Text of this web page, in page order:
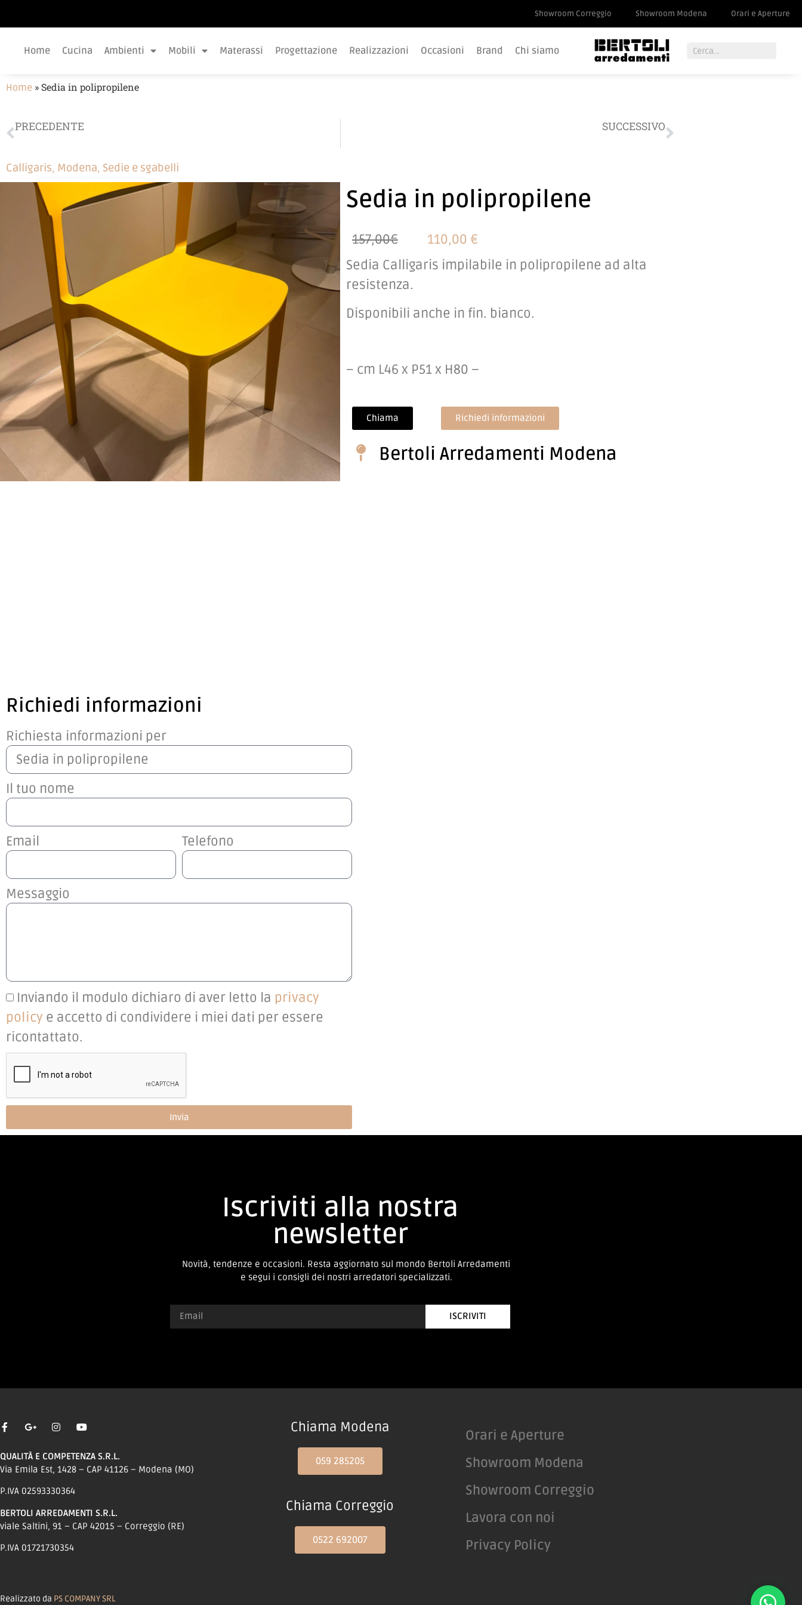
Showroom Correggio Showroom Modena Orari e Aperture
Home Cucina Ambienti Mobili Materassi Progettazione Realizzazioni Occasioni Brand Chi siamo
Home » Sedia in polipropilene
PRECEDENTE SUCCESSIVO
Calligaris, Modena, Sedie e sgabelli
Sedia in polipropilene
157,00€
110,00 €
Sedia Calligaris impilabile in polipropilene ad alta
resistenza.
Disponibili anche in fin. bianco.
– cm L46 x P51 x H80 –
Chiama Richiedi informazioni
Bertoli Arredamenti Modena
Richiedi informazioni
Richiesta informazioni per
Il tuo nome
Email Telefono
Messaggio
Inviando il modulo dichiaro di aver letto la privacy
policy e accetto di condividere i miei dati per essere
ricontattato.
Invia
Iscriviti alla nostra
newsletter
Novità, tendenze e occasioni. Resta aggiornato sul mondo Bertoli Arredamenti
e segui i consigli dei nostri arredatori specializzati.
ISCRIVITI
QUALITÀ E COMPETENZA S.R.L.
Via Emila Est, 1428 – CAP 41126 – Modena (MO)
P.IVA 02593330364
BERTOLI ARREDAMENTI S.R.L.
viale Saltini, 91 – CAP 42015 – Correggio (RE)
P.IVA 01721730354
Chiama Modena
059 285205
Chiama Correggio
0522 692007
Orari e Aperture
Showroom Modena
Showroom Correggio
Lavora con noi
Privacy Policy
Realizzato da PS COMPANY SRL